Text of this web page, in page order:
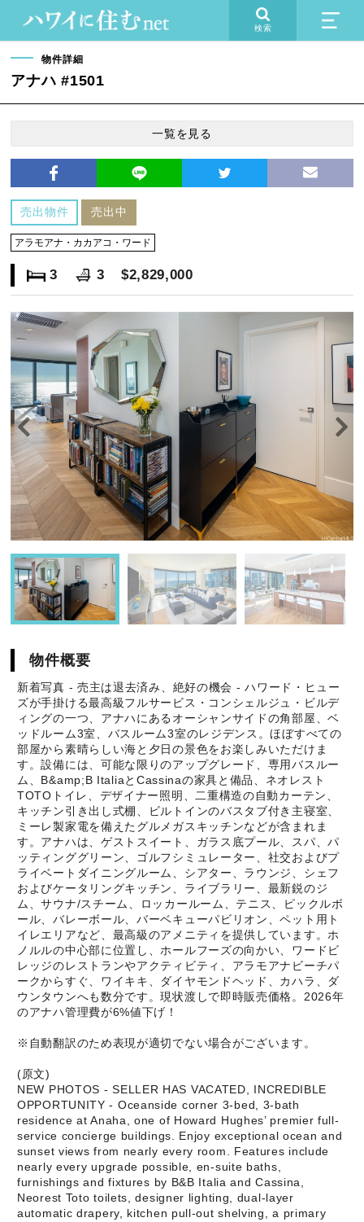
検索
物件詳細
アナハ #1501
一覧を見る
売出物件 売出中
アラモアナ・カカアコ・ワード
3 3 $2,829,000
物件概要
新着写真 - 売主は退去済み、絶好の機会 - ハワード・ヒュー
ズが手掛ける最高級フルサービス・コンシェルジュ・ビルデ
ィングの一つ、アナハにあるオーシャンサイドの角部屋、ベ
ッドルーム3室、バスルーム3室のレジデンス。ほぼすべての
部屋から素晴らしい海と夕日の景色をお楽しみいただけま
す。設備には、可能な限りのアップグレード、専用バスルー
ム、B&amp;B ItaliaとCassinaの家具と備品、ネオレスト
TOTOトイレ、デザイナー照明、二重構造の自動カーテン、
キッチン引き出し式棚、ビルトインのバスタブ付き主寝室、
ミーレ製家電を備えたグルメガスキッチンなどが含まれま
す。アナハは、ゲストスイート、ガラス底プール、スパ、パ
ッティンググリーン、ゴルフシミュレーター、社交およびプ
ライベートダイニングルーム、シアター、ラウンジ、シェフ
およびケータリングキッチン、ライブラリー、最新鋭のジ
ム、サウナ/スチーム、ロッカールーム、テニス、ピックルボ
ール、バレーボール、バーベキューパビリオン、ペット用ト
イレエリアなど、最高級のアメニティを提供しています。ホ
ノルルの中心部に位置し、ホールフーズの向かい、ワードビ
レッジのレストランやアクティビティ、アラモアナビーチパ
ークからすぐ、ワイキキ、ダイヤモンドヘッド、カハラ、ダ
ウンタウンへも数分です。現状渡しで即時販売価格。2026年
のアナハ管理費が6%値下げ！
※自動翻訳のため表現が適切でない場合がございます。
(原文)
NEW PHOTOS - SELLER HAS VACATED, INCREDIBLE
OPPORTUNITY - Oceanside corner 3-bed, 3-bath
residence at Anaha, one of Howard Hughes’ premier full-
service concierge buildings. Enjoy exceptional ocean and
sunset views from nearly every room. Features include
nearly every upgrade possible, en-suite baths,
furnishings and fixtures by B&B Italia and Cassina,
Neorest Toto toilets, designer lighting, dual-layer
automatic drapery, kitchen pull-out shelving, a primary